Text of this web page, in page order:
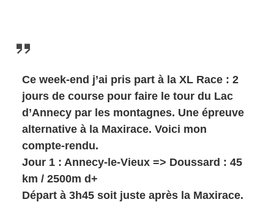
Ce week-end j’ai pris part à la XL Race : 2
jours de course pour faire le tour du Lac
d’Annecy par les montagnes. Une épreuve
alternative à la Maxirace. Voici mon
compte-rendu.
Jour 1 : Annecy-le-Vieux => Doussard : 45
km / 2500m d+
Départ à 3h45 soit juste après la Maxirace.